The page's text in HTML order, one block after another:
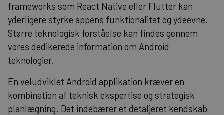
frameworks som React Native eller Flutter kan
yderligere styrke appens funktionalitet og ydeevne.
Større teknologisk forståelse kan findes gennem
vores dedikerede information om Android
teknologier.
En veludviklet Android applikation kræver en
kombination af teknisk ekspertise og strategisk
planlægning. Det indebærer et detaljeret kendskab